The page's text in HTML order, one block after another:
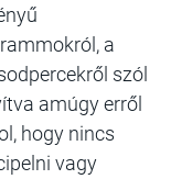
a
szól
amúgy erről
hogy nincs
vagy